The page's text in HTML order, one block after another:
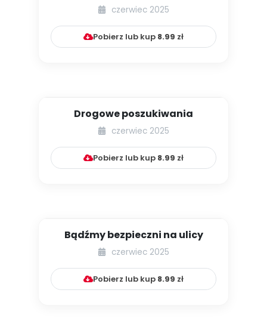
czerwiec 2025
Pobierz lub kup 8.99 zł
Drogowe poszukiwania
czerwiec 2025
Pobierz lub kup 8.99 zł
Bądźmy bezpieczni na ulicy
czerwiec 2025
Pobierz lub kup 8.99 zł